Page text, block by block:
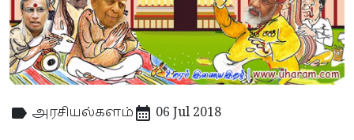
அரசியல்களம் 06 Jul 2018